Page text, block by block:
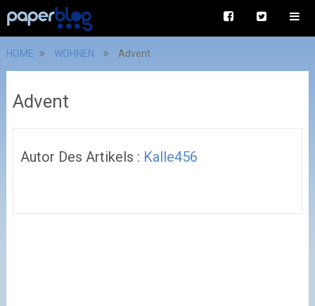
HOME WOHNEN Advent
Advent
Autor Des Artikels : Kalle456